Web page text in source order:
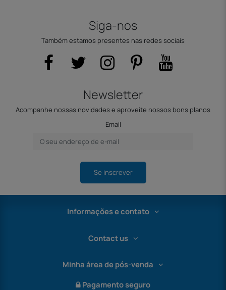
Siga-nos
Também estamos presentes nas redes sociais
Newsletter
Acompanhe nossas novidades e aproveite nossos bons planos
Email
Se inscrever
Informações e contato
Contact us
Minha área de pós-venda
Pagamento seguro